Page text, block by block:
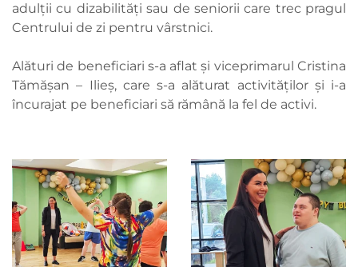
adulții cu dizabilități sau de seniorii care trec pragul
Centrului de zi pentru vârstnici.
Alături de beneficiari s-a aflat și viceprimarul Cristina
Tămășan – Ilieș, care s-a alăturat activităților și i-a
încurajat pe beneficiari să rămână la fel de activi.